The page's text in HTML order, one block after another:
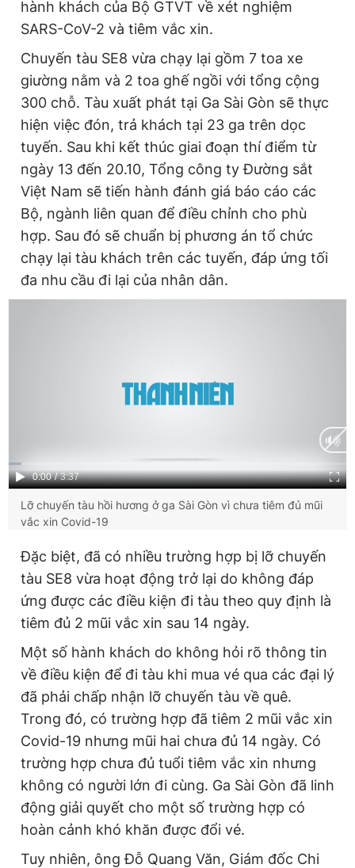
hành khách của Bộ GTVT về xét nghiệm
SARS-CoV-2 và tiêm vắc xin.
Chuyến tàu SE8 vừa chạy lại gồm 7 toa xe
giường nằm và 2 toa ghế ngồi với tổng cộng
300 chỗ. Tàu xuất phát tại Ga Sài Gòn sẽ thực
hiện việc đón, trả khách tại 23 ga trên dọc
tuyến. Sau khi kết thúc giai đoạn thí điểm từ
ngày 13 đến 20.10, Tổng công ty Đường sắt
Việt Nam sẽ tiến hành đánh giá báo cáo các
Bộ, ngành liên quan để điều chỉnh cho phù
hợp. Sau đó sẽ chuẩn bị phương án tổ chức
chạy lại tàu khách trên các tuyến, đáp ứng tối
đa nhu cầu đi lại của nhân dân.
Current
Time
0:00 / Duration
3:37
Lỡ chuyến tàu hồi hương ở ga Sài Gòn vì chưa tiêm đủ mũi
vắc xin Covid-19
Đặc biệt, đã có nhiều trường hợp bị lỡ chuyến
tàu SE8 vừa hoạt động trở lại do không đáp
ứng được các điều kiện đi tàu theo quy định là
tiêm đủ 2 mũi vắc xin sau 14 ngày.
Một số hành khách do không hỏi rõ thông tin
về điều kiện để đi tàu khi mua vé qua các đại lý
đã phải chấp nhận lỡ chuyến tàu về quê.
Trong đó, có trường hợp đã tiêm 2 mũi vắc xin
Covid-19 nhưng mũi hai chưa đủ 14 ngày. Có
trường hợp chưa đủ tuổi tiêm vắc xin nhưng
không có người lớn đi cùng. Ga Sài Gòn đã linh
động giải quyết cho một số trường hợp có
hoàn cảnh khó khăn được đổi vé.
Tuy nhiên, ông Đỗ Quang Văn, Giám đốc Chi